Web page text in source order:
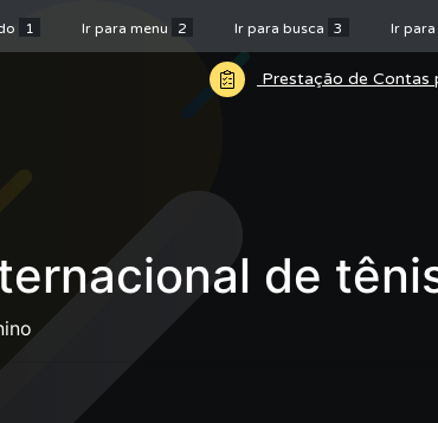
1 Ir para menu 2 Ir para busca 3 Ir
Prestação de Contas
de